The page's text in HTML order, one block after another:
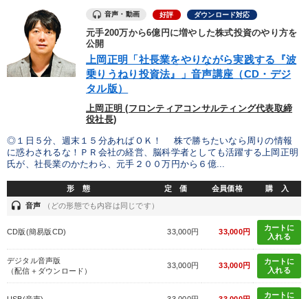
音声・動画 好評 ダウンロード対応
元手200万から6億円に増やした株式投資のやり方を
公開
上岡正明「社長業をやりながら実践する『波
乗りうねり投資法』」音声講座（CD・デジ
タル版）
上岡正明 (フロンティアコンサルティング代表取締
役社長)
◎１日５分、週末１５分あればＯＫ！ 株で勝ちたいなら周りの情報
に惑わされるな！ＰＲ会社の経営、脳科学者としても活躍する上岡正明
氏が、社長業のかたわら、元手２００万円から６億...
形 態 定 価 会員価格 購 入
headset 音声 （どの形態でも内容は同じです）
CD版(簡易版CD) 33,000円 33,000円
カートに
入れる
デジタル音声版
（配信＋ダウンロード）
33,000円 33,000円
カートに
入れる
カートに